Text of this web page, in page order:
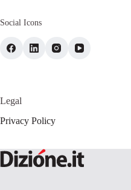
Social Icons
Legal
Privacy Policy